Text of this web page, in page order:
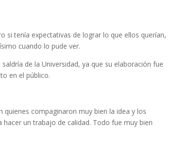
si tenía expectativas de lograr lo que ellos querían,
cuando lo pude ver.
de la Universidad, ya que su elaboración fue
en el público.
compaginaron muy bien la idea y los
un trabajo de calidad. Todo fue muy bien